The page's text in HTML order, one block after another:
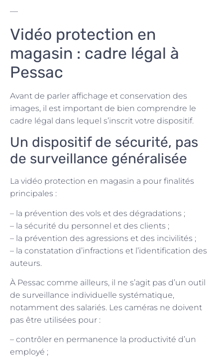
—
Vidéo protection en
magasin : cadre légal à
Pessac
Avant de parler affichage et conservation des
images, il est important de bien comprendre le
cadre légal dans lequel s’inscrit votre dispositif.
Un dispositif de sécurité, pas
de surveillance généralisée
La vidéo protection en magasin a pour finalités
principales :
– la prévention des vols et des dégradations ;
– la sécurité du personnel et des clients ;
– la prévention des agressions et des incivilités ;
– la constatation d’infractions et l’identification des
auteurs.
À Pessac comme ailleurs, il ne s’agit pas d’un outil
de surveillance individuelle systématique,
notamment des salariés. Les caméras ne doivent
pas être utilisées pour :
– contrôler en permanence la productivité d’un
employé ;